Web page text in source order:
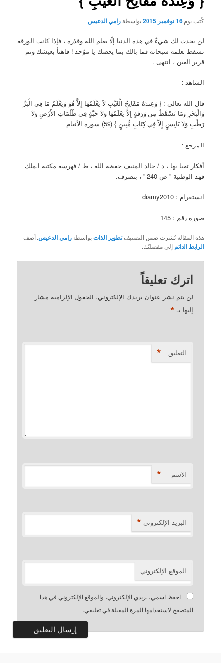
كُتب يوم16 نوفمبر 2015 بواسطةرامي الدعيس
لن يحدث لك شيءٌ في هذه الدنيا إلّا بعلم الله وقدَره ، فإذا كانت الورقة
تسقط بعلمه سبحانه فما بالك بما يخصك يا موّحد ! فاهنأ بعيشك ونم
قرير العين ، انتهى .
الشاهد :
قال الله تعالى : { وَعِندَهُ مَفَاتِحُ الْغَيْبِ لاَ يَعْلَمُهَا إِلاَّ هُوَ وَيَعْلَمُ مَا فِي الْبَرِّ
وَالْبَحْرِ وَمَا تَسْقُطُ مِن وَرَقَةٍ إِلاَّ يَعْلَمُهَا وَلاَ حَبَّةٍ فِي ظُلُمَاتِ الأَرْضِ وَلاَ
رَطْبٍ وَلاَ يَابِسٍ إِلاَّ فِي كِتَابٍ مُّبِينٍ } (59) سورة الأنعام
المرجع :
أفكار تحيا بها ، د / خالد المنيف حفظه الله ، ط / فهرسة مكتبة الملك
فهد الوطنية ” ص 240 ” ، بتصرف.
انستقرام : dramy2010
صورة رقم : 145
هذه المقالة نُشرت ضمن التصنيفتطوير الذاتبواسطةرامي الدعيس. أضف
الرابط الدائم إلى مفضلتّك.
اترك تعليقاً
لن يتم نشر عنوان بريدك الإلكتروني. الحقول الإلزامية مشار
إليها بـ *
التعليق *
الاسم *
البريد الإلكتروني *
الموقع الإلكتروني
احفظ اسمي، بريدي الإلكتروني، والموقع الإلكتروني في هذا
المتصفح لاستخدامها المرة المقبلة في تعليقي.